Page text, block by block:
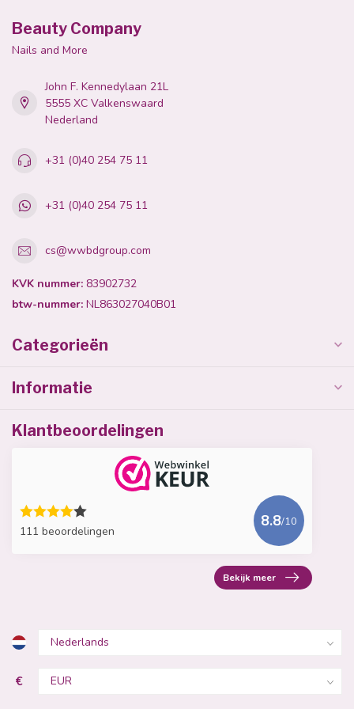
Beauty Company
Nails and More
John F. Kennedylaan 21L
5555 XC Valkenswaard
Nederland
+31 (0)40 254 75 11
+31 (0)40 254 75 11
cs@wwbdgroup.com
KVK nummer: 83902732
btw-nummer: NL863027040B01
Categorieën
Informatie
Klantbeoordelingen
111 beoordelingen
8.8/10
Bekijk meer
€